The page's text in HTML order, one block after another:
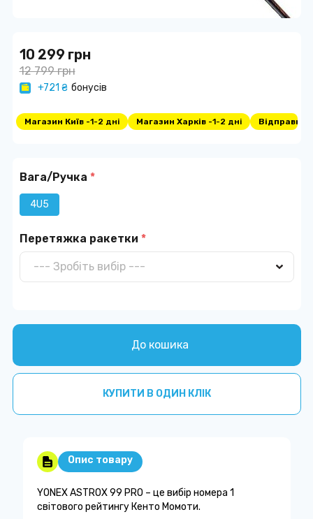
10 299 грн
12 799 грн
+721 ₴ бонусів
Магазин Київ -1-2 дні Магазин Харків -1-2 дні Відправка -
Вага/Ручка *
4U5
Перетяжка ракетки *
До кошика
КУПИТИ В ОДИН КЛІК
Опис товару
YONEX ASTROX 99 PRO – це вибір номера 1
світового рейтингу Кенто Момоти.